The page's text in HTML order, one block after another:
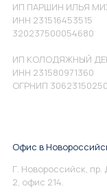
ИП ПАРШИН ИЛЬЯ
ИНН 231516453515
320237500054680
ИП КОЛОДЯЖНЫЙ
ИНН 231580971360
ОГРНИП
Офис в
Г. Новороссийск,
2, офис 214.